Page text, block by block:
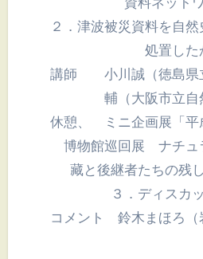
２．津波被災資料を自
処置した
講師 小川誠（徳島県
輔（大阪市立自
休憩、 ミニ企画展「平
博物館巡回展 ナチュ
藏と後継者たちの残
３．ディスカ
コメント 鈴木まほろ（